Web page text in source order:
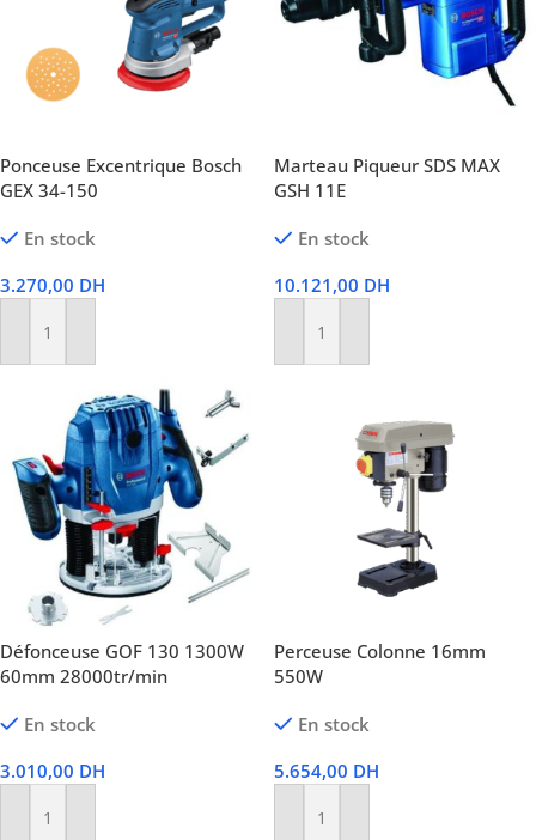
Ponceuse Excentrique Bosch
GEX 34-150
En stock
3.270,00 DH
Ajouter Au Panier
Marteau Piqueur SDS MAX
GSH 11E
En stock
10.121,00 DH
Ajouter Au Panier
Défonceuse GOF 130 1300W
60mm 28000tr/min
En stock
3.010,00 DH
Ajouter Au Panier
Perceuse Colonne 16mm
550W
En stock
5.654,00 DH
Ajouter Au Panier